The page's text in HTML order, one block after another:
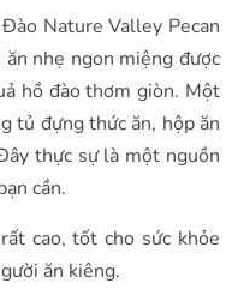
Nature Valley Pecan
nhẹ ngon miệng được
hồ đào thơm giòn. Một
tủ đựng thức ăn, hộp ăn
thực sự là một nguồn
cần.
cao, tốt cho sức khỏe
ăn kiêng.